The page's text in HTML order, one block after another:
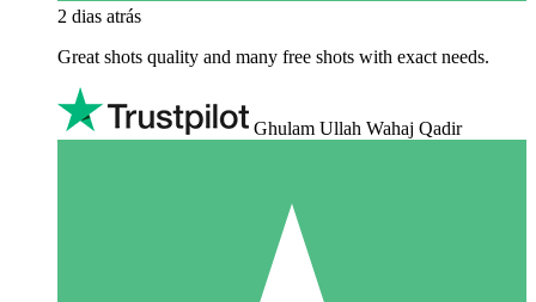
2 dias atrás
Great shots quality and many free shots with exact needs.
Ghulam Ullah Wahaj Qadir